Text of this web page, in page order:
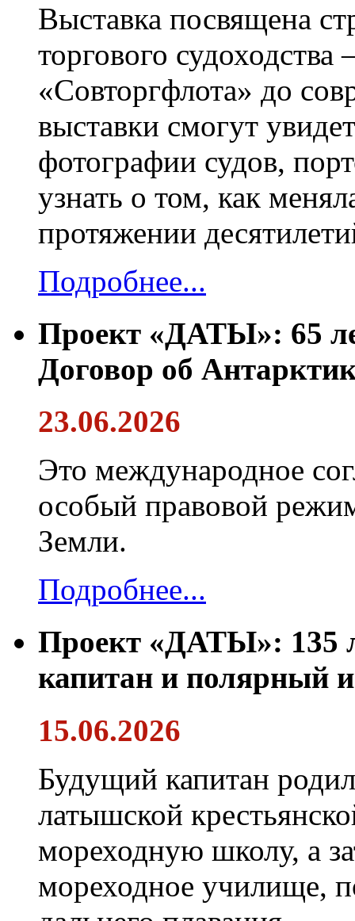
Выставка посвящена
торгового
«Совторгфлота» до
выставки смогут
фотографии судов,
узнать о том, как
протяжении
Подробнее...
Проект «ДАТЫ»: 65
Договор об
23.06.2026
Это международное
особый правовой
Земли.
Подробнее...
Проект «ДАТЫ»: 135
капитан и полярный
15.06.2026
Будущий капитан
латышской
мореходную школу, а
мореходное училище,